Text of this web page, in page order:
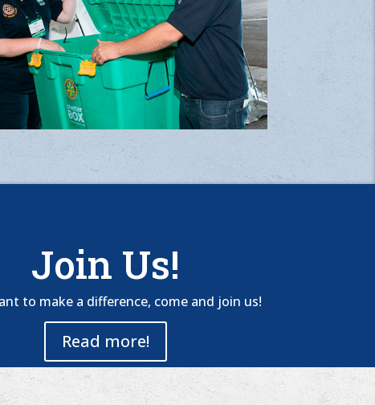
Join Us!
to make a difference, come and join us!
Read more!